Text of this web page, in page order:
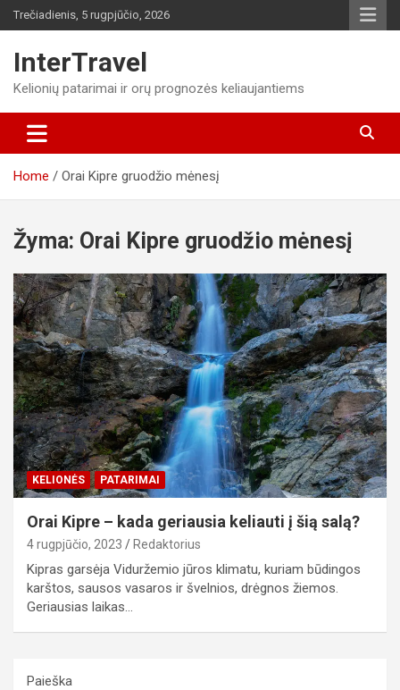
Skip
to
Trečiadienis, 5 rugpjūčio, 2026
InterTravel
Kelionių patarimai ir orų prognozės keliaujantiems
Home Orai Kipre gruodžio mėnesį
Žyma: Orai Kipre gruodžio mėnesį
KELIONĖS PATARIMAI
Orai Kipre – kada geriausia keliauti į šią salą?
4 rugpjūčio, 2023 Redaktorius
Kipras garsėja Viduržemio jūros klimatu, kuriam būdingos
karštos, sausos vasaros ir švelnios, drėgnos žiemos.
Geriausias laikas…
Paieška